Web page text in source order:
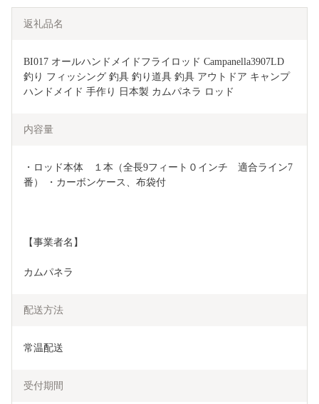
返礼品名
BI017 オールハンドメイドフライロッド Campanella3907LD
釣り フィッシング 釣具 釣り道具 釣具 アウトドア キャンプ
ハンドメイド 手作り 日本製 カムパネラ ロッド
内容量
・ロッド本体　１本（全長9フィート０インチ　適合ライン7
番） ・カーボンケース、布袋付
【事業者名】
カムパネラ
配送方法
常温配送
受付期間